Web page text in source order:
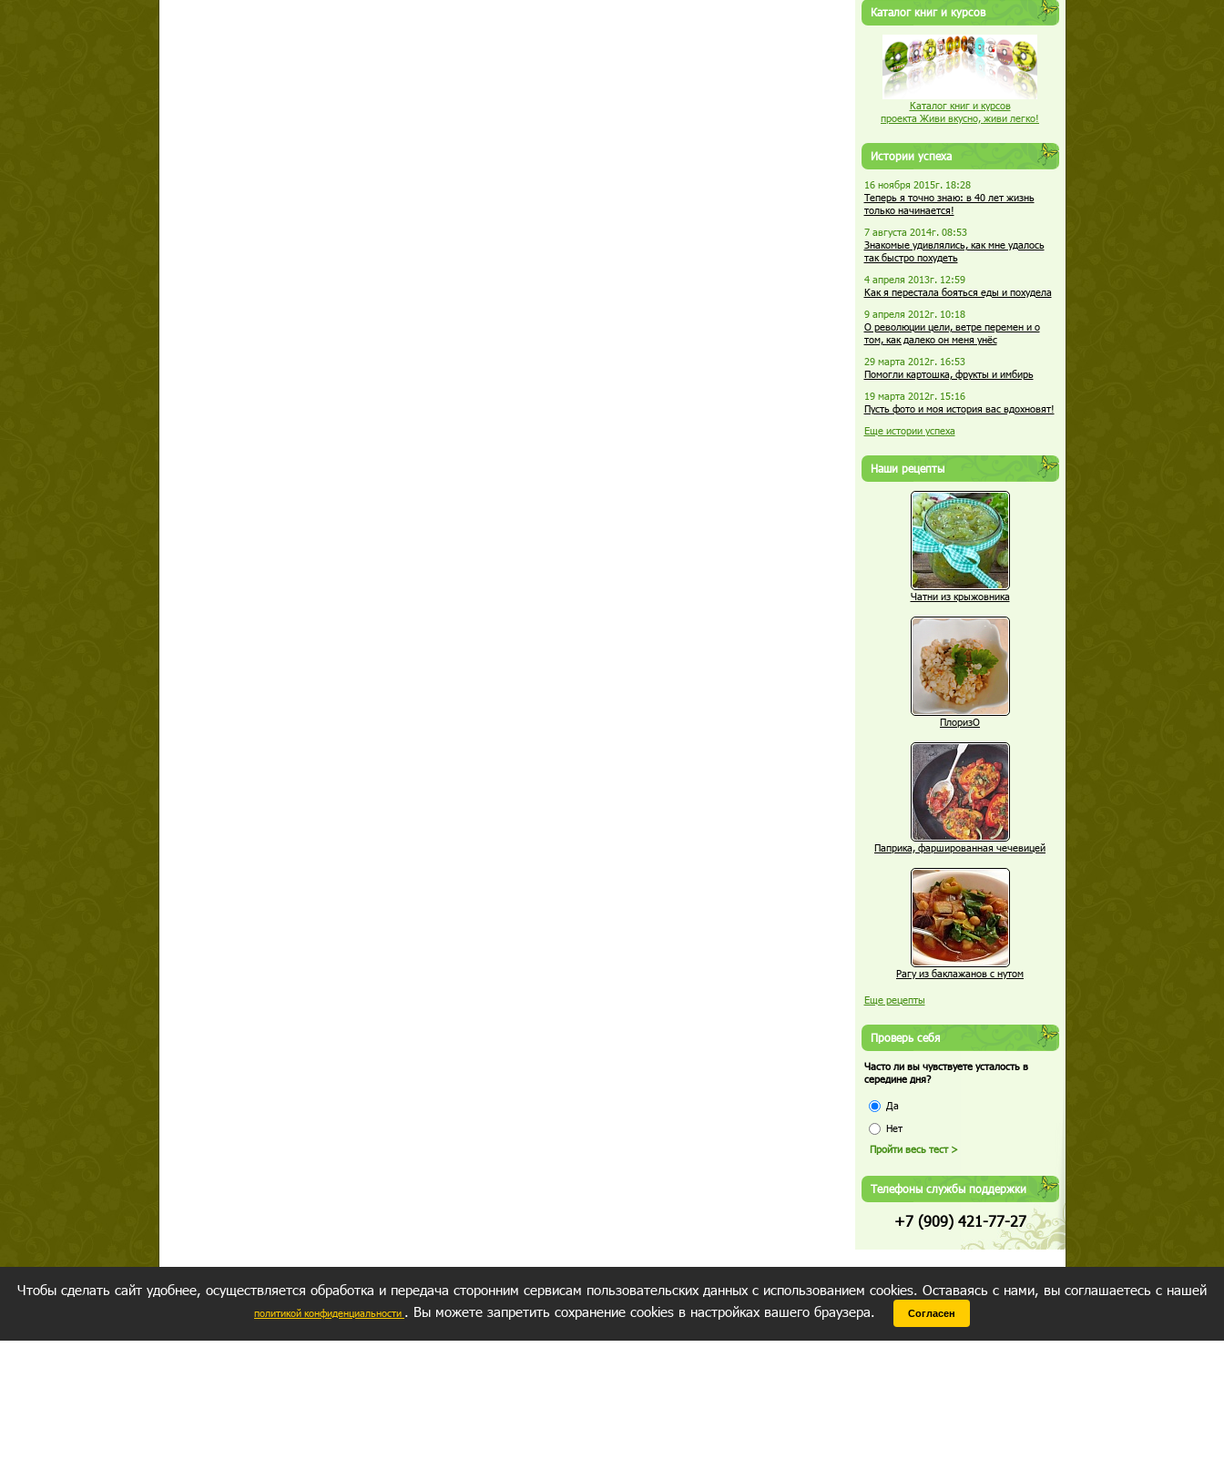
Каталог книг и курсов
Каталог книг и курсов
проекта Живи вкусно, живи легко!
Истории успеха
16 ноября 2015г. 18:28
Теперь я точно знаю: в 40 лет жизнь
только начинается!
7 августа 2014г. 08:53
Знакомые удивлялись, как мне удалось
так быстро похудеть
4 апреля 2013г. 12:59
Как я перестала бояться еды и похудела
9 апреля 2012г. 10:18
О революции цели, ветре перемен и о
том, как далеко он меня унёс
29 марта 2012г. 16:53
Помогли картошка, фрукты и имбирь
19 марта 2012г. 15:16
Пусть фото и моя история вас вдохновят!
Еще истории успеха
Наши рецепты
Чатни из крыжовника
ПлоризО
Паприка, фаршированная чечевицей
Рагу из баклажанов с нутом
Еще рецепты
Проверь себя
Часто ли вы чувствуете усталость в
середине дня?
Да
Нет
Телефоны службы поддержки
+7 (909) 421-77-27
Чтобы сделать сайт удобнее, осуществляется обработка и передача сторонним сервисам пользовательских данных с использованием cookies. Оставаясь с нами, вы соглашаетесь с нашей
политикой конфиденциальности . Вы можете запретить сохранение cookies в настройках вашего браузера. Согласен